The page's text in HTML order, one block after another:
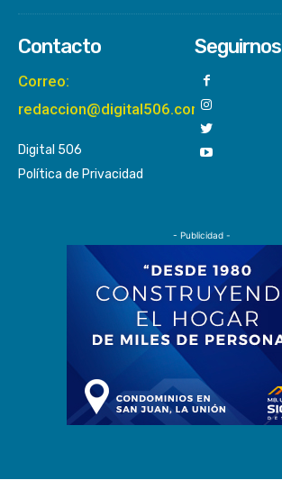
Contacto
Correo:
redaccion@digital506.com
Digital 506
Política de Privacidad
Seguirnos
- Publicidad -